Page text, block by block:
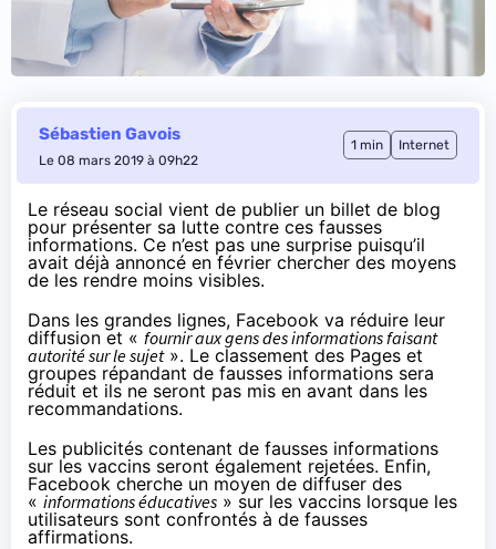
Sébastien Gavois
Le 08 mars 2019 à 09h22
1 min Internet
Le réseau social vient de publier un billet de blog
pour présenter sa lutte contre ces fausses
informations. Ce n’est pas une surprise puisqu’il
avait déjà annoncé en février chercher des moyens
de les rendre moins visibles.
Dans les grandes lignes, Facebook va réduire leur
diffusion et « fournir aux gens des informations faisant
autorité sur le sujet». Le classement des Pages et
groupes répandant de fausses informations sera
réduit et ils ne seront pas mis en avant dans les
recommandations.
Les publicités contenant de fausses informations
sur les vaccins seront également rejetées. Enfin,
Facebook cherche un moyen de diffuser des
« informations éducatives » sur les vaccins lorsque les
utilisateurs sont confrontés à de fausses
affirmations.